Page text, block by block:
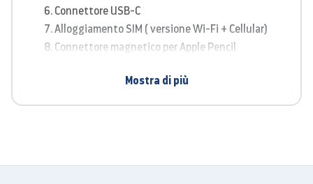
Connettore USB-C
Alloggiamento SIM ( versioneWi-Fi + Cellular)
Connettore magnetico per Apple Pencil
Mostra di più